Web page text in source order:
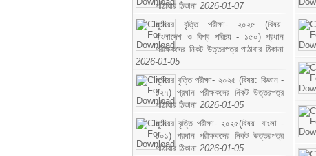
পাঠাবার ঠিকানা 2026-01-07
জুনিয়র বৃত্তি পরীক্ষা- ২০২৫ (বিষয়:
বাংলাদেশ ও বিশ্ব পরিচয় - ১৫০) প্রধান
পরীক্ষকদের নিকট উত্তরপত্র পাঠাবার ঠিকানা
2026-01-05
জুনিয়র বৃত্তি পরীক্ষা- ২০২৫ (বিষয়: বিজ্ঞান -
১২৭) প্রধান পরীক্ষকদের নিকট উত্তরপত্র
পাঠাবার ঠিকানা 2026-01-05
জুনিয়র বৃত্তি পরীক্ষা- ২০২৫(বিষয়: বাংলা -
১০১) প্রধান পরীক্ষকদের নিকট উত্তরপত্র
পাঠাবার ঠিকানা 2026-01-05